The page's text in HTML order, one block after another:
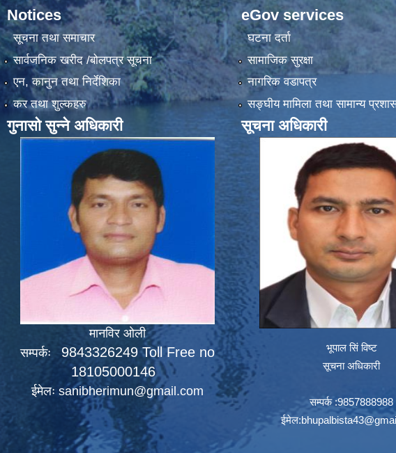
Notices
सूचना तथा समाचार
सार्वजनिक खरीद /बोलपत्र सूचना
एन, कानुन तथा निर्देशिका
कर तथा शुल्कहरु
गुनासो सुन्ने अधिकारी
मानविर ओली
सम्पर्कः 9843326249 Toll Free no
18105000146
ईमेलः sanibherimun@gmail.com
eGov services
घटना दर्ता
सामाजिक सुरक्षा
नागरिक वडापत्र
सङ्‍घीय मामिला तथा सामान्य
सूचना अधिकारी
भूपाल सिं विष्ट
सूचना अधिकारी
सम्पर्क :9857888988
ईमेल: